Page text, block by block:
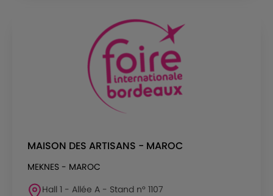
MAISON DES ARTISANS - MAROC
MEKNES - MAROC
Hall 1 - Allée A - Stand n° 1107